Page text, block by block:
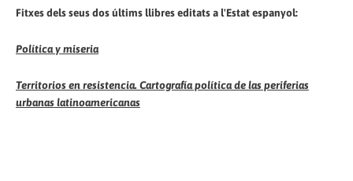
Fitxes dels seus dos últims llibres editats a l'Estat espanyol:
Política y miseria
Territorios en resistencia. Cartografía política de las periferias
urbanas latinoamericanas